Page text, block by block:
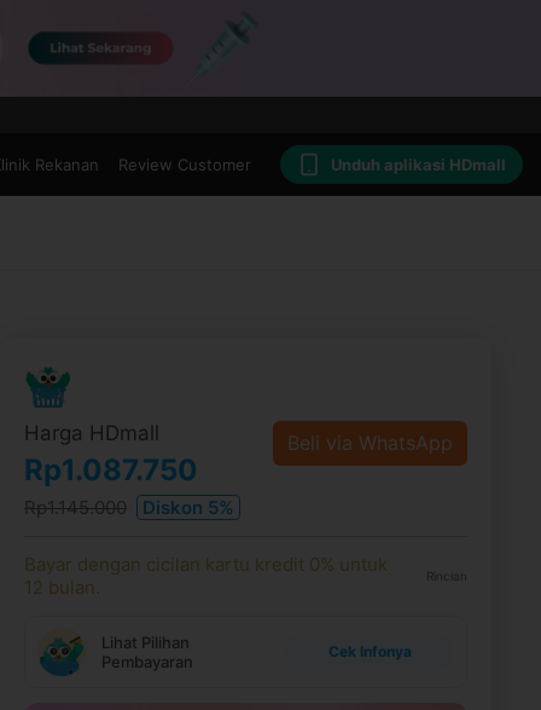
Rekanan Review Customer Unduh aplikasi HDmall
Harga HDmall
Rp1.087.750
Rp1.145.000 Diskon 5%
Beli via WhatsApp
Bayar dengan cicilan kartu kredit 0% untuk
12 bulan.
Rincian
Lihat Pilihan
Pembayaran
Cek Infonya